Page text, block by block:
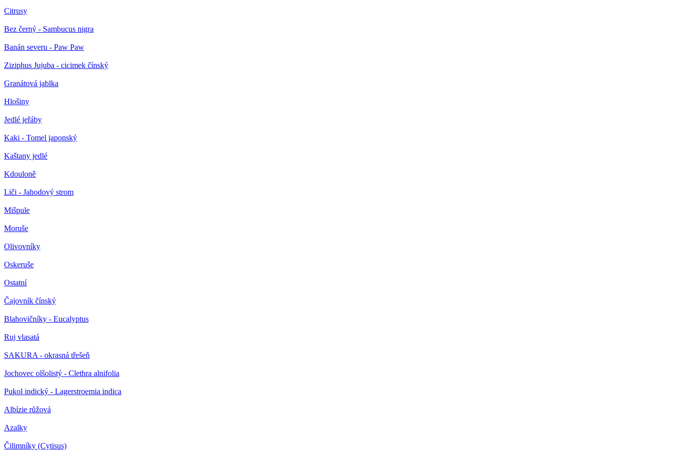
Citrusy
Bez černý - Sambucus nigra
Banán severu - Paw Paw
Ziziphus Jujuba - cicimek čínský
Granátová jablka
Hlošiny
Jedlé jeřáby
Kaki - Tomel japonský
Kaštany jedlé
Kdouloně
Liči - Jahodový strom
Mišpule
Moruše
Olivovníky
Oskeruše
Ostatní
Čajovník čínský
Blahovičníky - Eucalyptus
Ruj vlasatá
SAKURA - okrasná třešeň
Jochovec olšolistý - Clethra alnifolia
Pukol indický - Lagerstroemia indica
Albízie růžová
Azalky
Čilimníky (Cytisus)